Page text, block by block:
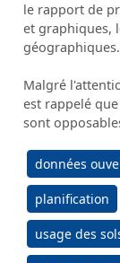
le rapport de
et graphiques,
géographiques.
Malgré
est rappelé
sont
données
planification
usage des